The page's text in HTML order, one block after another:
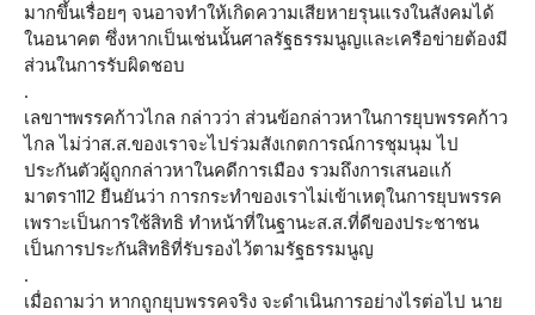
มากขึ้นเรื่อยๆ จนอาจทำให้เกิดความเสียหายรุนแรงในสังคมได้
ในอนาคต ซึ่งหากเป็นเช่นนั้นศาลรัฐธรรมนูญและเครือข่ายต้องมี
ส่วนในการรับผิดชอบ
.
เลขาฯพรรคก้าวไกล กล่าวว่า ส่วนข้อกล่าวหาในการยุบพรรคก้าว
ไกล ไม่ว่าส.ส.ของเราจะไปร่วมสังเกตการณ์การชุมนุม ไป
ประกันตัวผู้ถูกกล่าวหาในคดีการเมือง รวมถึงการเสนอแก้
มาตรา112 ยืนยันว่า การกระทำของเราไม่เข้าเหตุในการยุบพรรค
เพราะเป็นการใช้สิทธิ ทำหน้าที่ในฐานะส.ส.ที่ดีของประชาชน
เป็นการประกันสิทธิที่รับรองไว้ตามรัฐธรรมนูญ
.
เมื่อถามว่า หากถูกยุบพรรคจริง จะดำเนินการอย่างไรต่อไป นาย